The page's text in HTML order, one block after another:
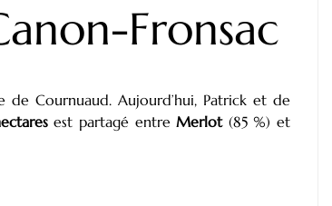
Fronsac
Cournuaud. Aujourd’hui, Patrick et de
est partagé entreMerlot(85 %) et